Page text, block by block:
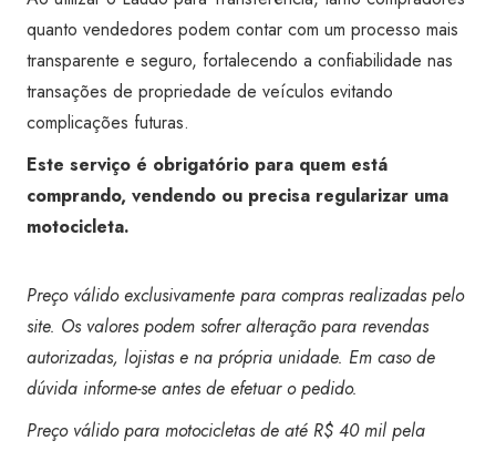
quanto vendedores podem contar com um processo mais
transparente e seguro, fortalecendo a confiabilidade nas
transações de propriedade de veículos evitando
complicações futuras.
Este serviço é obrigatório para quem está
comprando, vendendo ou precisa regularizar uma
motocicleta.
Preço válido exclusivamente para compras realizadas pelo
site. Os valores podem sofrer alteração para revendas
autorizadas, lojistas e na própria unidade. Em caso de
dúvida informe-se antes de efetuar o pedido.
Preço válido para motocicletas de até R$ 40 mil pela